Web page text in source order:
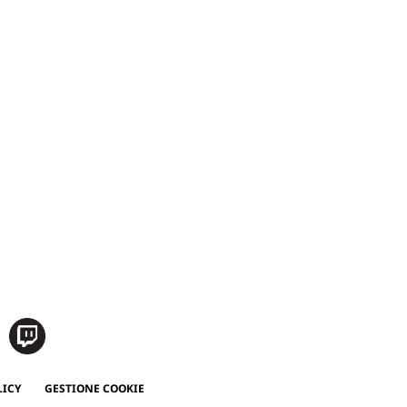
GESTIONE COOKIE